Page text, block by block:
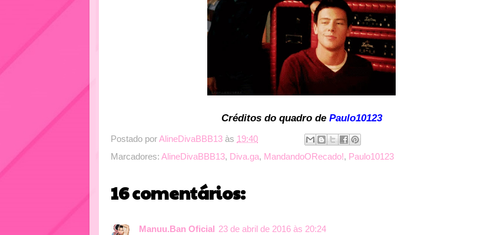
Créditosdo quadro de Paulo10123
Postado porAlineDivaBBB13 às 19:40
Marcadores: AlineDivaBBB13, Diva.ga, MandandoORecado!, Paulo10123
16 comentários:
Manuu.Ban Oficial 23 de abril de 2016 às 20:24